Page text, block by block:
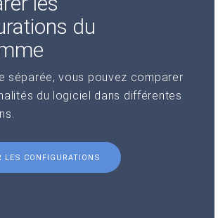
du
séparée, vous pouvez comparer
du logiciel dans différentes
LES CONFIGURATIONS